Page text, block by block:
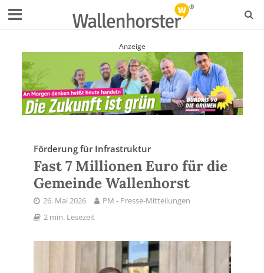
Anzeige
Förderung für Infrastruktur
Fast 7 Millionen Euro für die
Gemeinde Wallenhorst
26. Mai 2026
PM - Presse-Mitteilungen
2 min. Lesezeit